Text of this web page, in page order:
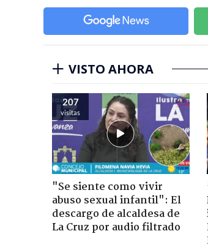
VISTO AHORA
207
visitas
"Se siente como vivir
abuso sexual infantil": El
descargo de alcaldesa de
La Cruz por audio filtrado